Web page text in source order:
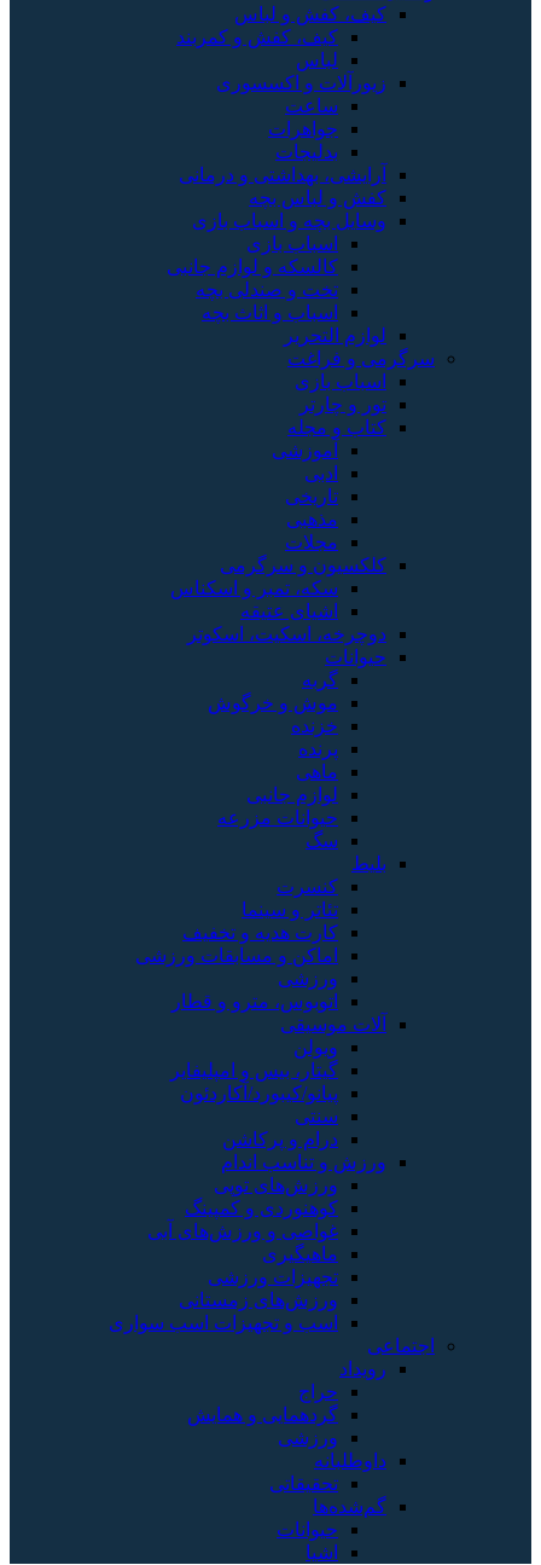
کیف، کفش و لباس
کیف، کفش و کمربند
لباس
زیورآلات و اکسسوری
ساعت
جواهرات
بدلیجات
آرایشی، بهداشتی و درمانی
کفش و لباس بچه
وسایل بچه و اسباب بازی
اسباب بازی
کالسکه و لوازم جانبی
تخت و صندلی بچه
اسباب و اثاث بچه
لوازم التحریر
سرگرمی و فراغت
اسباب‌ بازی
تور و چارتر
کتاب و مجله
آموزشی
ادبی
تاریخی
مذهبی
مجلات
کلکسیون و سرگرمی
سکه، تمبر و اسکناس
اشیای عتیقه
دوچرخه، اسکیت، اسکوتر
حیوانات
گربه
موش و خرگوش
خزنده
پرنده
ماهی
لوازم جانبی
حیوانات مزرعه
سگ
بلیط
کنسرت
تئاتر و سینما
کارت هدیه و تخفیف
اماکن و مسابقات ورزشی
ورزشی
اتوبوس، مترو و قطار
آلات موسیقی
ویولن
گیتار، بیس و امپلیفایر
پیانو/کیبورد/آکاردئون
سنتی
درام و پرکاشن
ورزش و تناسب اندام
ورزش‌های توپی
کوهنوردی و کمپینگ
غواصی و ورزش‌های آبی
ماهیگیری
تجهیزات ورزشی
ورزش‌های زمستانی
اسب و تجهیزات اسب سواری
اجتماعی
رویداد
حراج
گردهمایی و همایش
ورزشی
داوطلبانه
تحقیقاتی
گم‌شده‌ها
حیوانات
اشیا